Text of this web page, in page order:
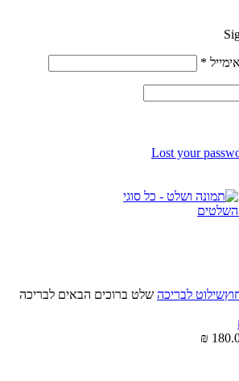
*
Lost your
שילוט לבריכה שלט ברוכים הבאים לבריכה
₪